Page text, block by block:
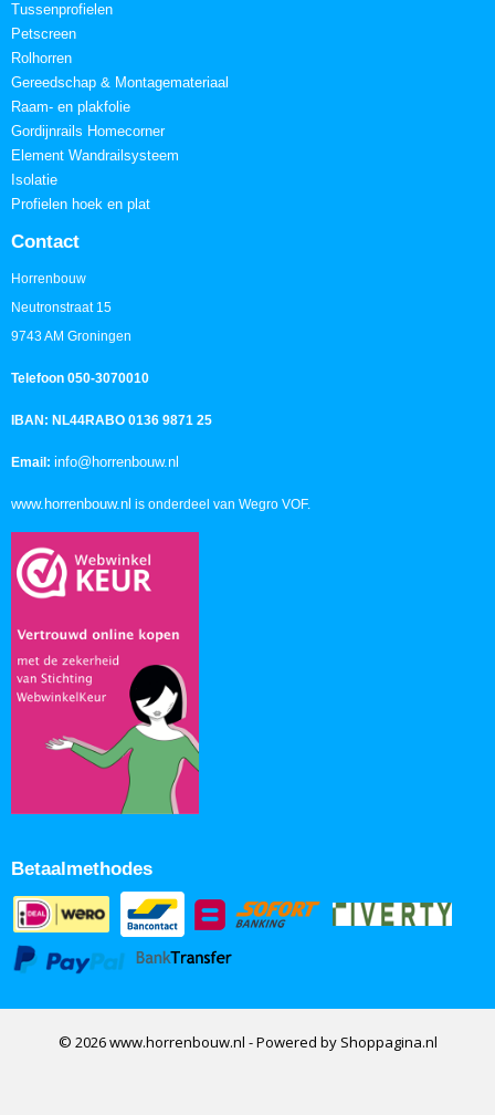
Tussenprofielen
Petscreen
Rolhorren
Gereedschap & Montagemateriaal
Raam- en plakfolie
Gordijnrails Homecorner
Element Wandrailsysteem
Isolatie
Profielen hoek en plat
Contact
Horrenbouw
Neutronstraat 15
9743 AM Groningen
Telefoon 050-3070010
IBAN: NL44RABO 0136 9871 25
Email: info@horrenbouw.nl
www.horrenbouw.nl is onderdeel van Wegro VOF.
Betaalmethodes
© 2026 www.horrenbouw.nl - Powered by Shoppagina.nl